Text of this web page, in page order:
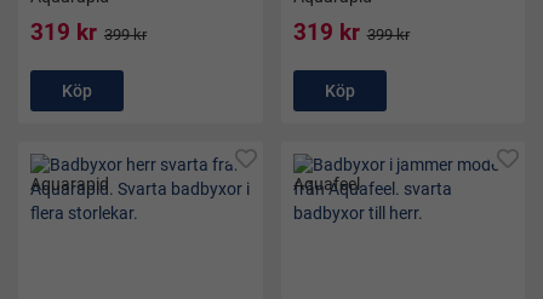
319 kr 399 kr
Köp
319 kr 399 kr
Köp